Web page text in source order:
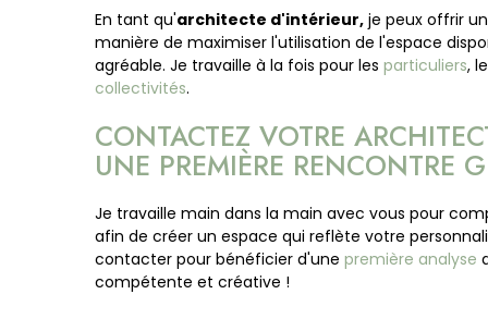
En tant qu'architecte d'intérieur, je peux offrir
manière de maximiser l'utilisation de l'espace
agréable. Je travaille à la fois pour les particuliers,
collectivités.
CONTACTEZ VOTRE
UNE PREMIÈRE RENCONTRE
Je travaille main dans la main avec vous pour
afin de créer un espace qui reflète votre
contacter pour bénéficier d'une première analyse
compétente et créative !